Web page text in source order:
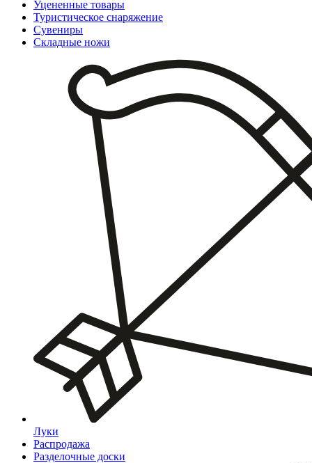
Уцененные товары
Туристическое снаряжение
Сувениры
Складные ножи
Луки
Распродажа
Разделочные доски